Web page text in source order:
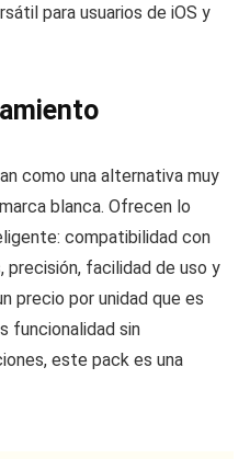
para usuarios de iOS y
como una alternativa muy
blanca. Ofrecen lo
compatibilidad con
precisión, facilidad de uso y
precio por unidad que es
funcionalidad sin
este pack es una